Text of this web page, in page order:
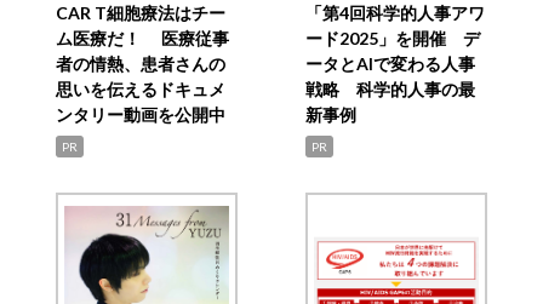
CAR T細胞療法はチー
ム医療だ！ 医療従事
者の情熱、患者さんの
思いを伝えるドキュメ
ンタリー動画を公開中
PR
「第4回科学的人事アワ
ード2025」を開催 デ
ータとAIで変わる人事
戦略 科学的人事の最
新事例
PR